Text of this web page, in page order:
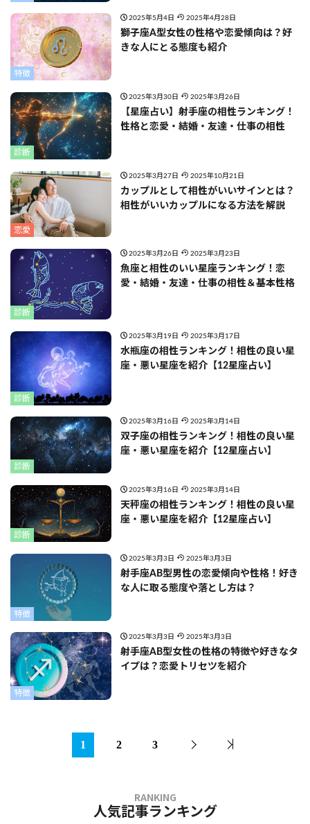
特徴
2025年5月4日 2025年4月28日
獅子座A型女性の性格や恋愛傾向は？好
きな人にとる態度も紹介
診断
2025年3月30日 2025年3月26日
【星座占い】射手座の相性ランキング！
性格と恋愛・結婚・友達・仕事の相性
恋愛
2025年3月27日 2025年10月21日
カップルとして相性がいいサインとは？
相性がいいカップルになる方法を解説
診断
2025年3月26日 2025年3月23日
魚座と相性のいい星座ランキング！恋
愛・結婚・友達・仕事の相性＆基本性格
診断
2025年3月19日 2025年3月17日
水瓶座の相性ランキング！相性の良い星
座・悪い星座を紹介【12星座占い】
診断
2025年3月16日 2025年3月14日
双子座の相性ランキング！相性の良い星
座・悪い星座を紹介【12星座占い】
診断
2025年3月16日 2025年3月14日
天秤座の相性ランキング！相性の良い星
座・悪い星座を紹介【12星座占い】
特徴
2025年3月3日 2025年3月3日
射手座AB型男性の恋愛傾向や性格！好き
な人に取る態度や落とし方は？
特徴
2025年3月3日 2025年3月3日
射手座AB型女性の性格の特徴や好きなタ
イプは？恋愛トリセツを紹介
1 2 3
人気記事ランキング